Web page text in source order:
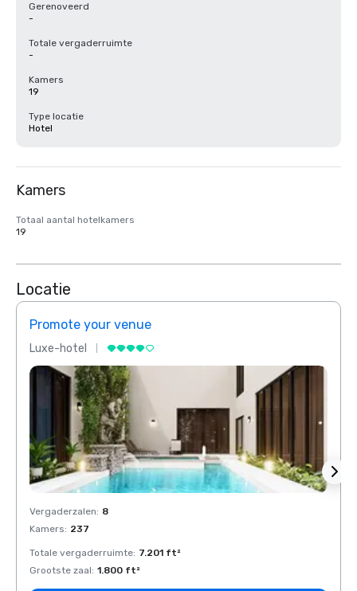
Gerenoveerd
-
Totale vergaderruimte
-
Kamers
19
Type locatie
Hotel
Kamers
Totaal aantal hotelkamers
19
Locatie
Promote your venue
Luxe-hotel
Vergaderzalen: 8
Kamers: 237
Totale vergaderruimte: 7.201 ft²
Grootste zaal: 1.800 ft²